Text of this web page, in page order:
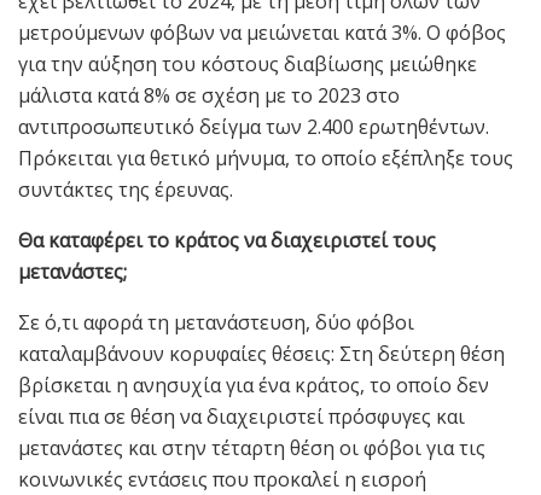
μετρούμενων φόβων να μειώνεται κατά 3%. Ο φόβος
για την αύξηση του κόστους διαβίωσης μειώθηκε
μάλιστα κατά 8% σε σχέση με το 2023 στο
αντιπροσωπευτικό δείγμα των 2.400 ερωτηθέντων.
Πρόκειται για θετικό μήνυμα, το οποίο εξέπληξε τους
συντάκτες της έρευνας.
Θα καταφέρει το κράτος να διαχειριστεί τους
μετανάστες;
Σε ό,τι αφορά τη μετανάστευση, δύο φόβοι
καταλαμβάνουν κορυφαίες θέσεις: Στη δεύτερη θέση
βρίσκεται η ανησυχία για ένα κράτος, το οποίο δεν
είναι πια σε θέση να διαχειριστεί πρόσφυγες και
μετανάστες και στην τέταρτη θέση οι φόβοι για τις
κοινωνικές εντάσεις που προκαλεί η εισροή